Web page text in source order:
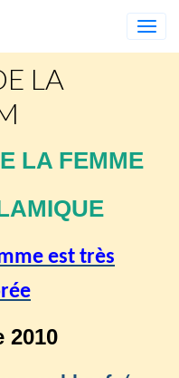
LA
LA FEMME
est très
2010